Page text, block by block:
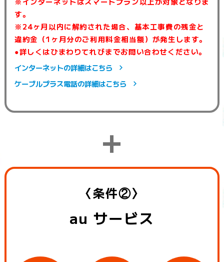
す。
※24ヶ月以内に解約された場合、基本工事費の残金と
違約金（1ヶ月分のご利用料金相当額）が発生します。
●詳しくはひまわりてれびまでお問い合わせください。
インターネットの詳細はこちら
ケーブルプラス電話の詳細はこちら
+
〈条件②〉
au サービス